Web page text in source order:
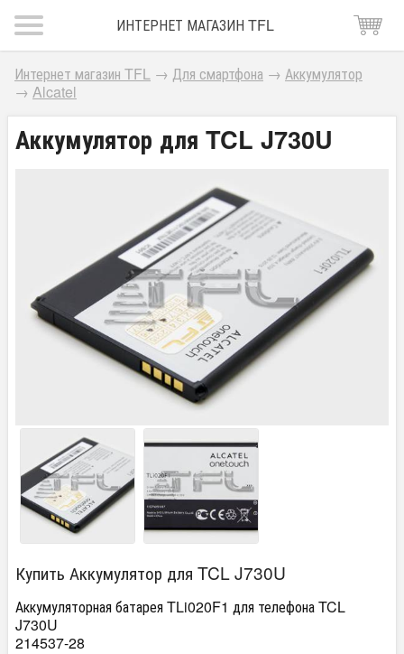
ИНТЕРНЕТ МАГАЗИН TFL
Интернет магазин TFL → Для смартфона → Аккумулятор
→ Alcatel
Аккумулятор для TCL J730U
Купить Аккумулятор для TCL J730U
Аккумуляторная батарея TLi020F1 для телефона TCL
J730U
214537-28